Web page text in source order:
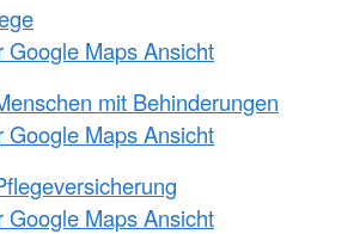
Google Maps Ansicht
mit Behinderungen
Google Maps Ansicht
Google Maps Ansicht